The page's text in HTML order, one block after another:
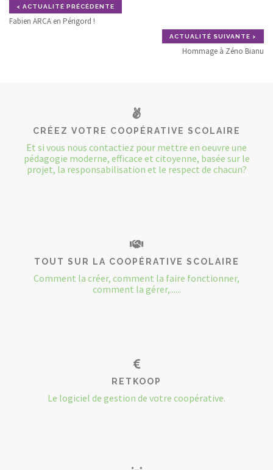
< ACTUALITÉ PRÉCÉDENTE
Fabien ARCA en Périgord !
ACTUALITÉ SUIVANTE >
Hommage à Zéno Bianu
CRÉEZ VOTRE COOPÉRATIVE SCOLAIRE
Et si vous nous contactiez pour mettre en oeuvre une
pédagogie moderne, efficace et citoyenne, basée sur le
projet, la responsabilisation et le respect de chacun?
TOUT SUR LA COOPÉRATIVE SCOLAIRE
Comment la créer, comment la faire fonctionner,
comment la gérer,......
RETKOOP
Le logiciel de gestion de votre coopérative.